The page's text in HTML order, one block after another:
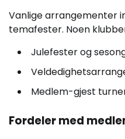
Vanlige arrangementer
temafester. Noen
Julefester og
Medlem-gjest
Fordeler med